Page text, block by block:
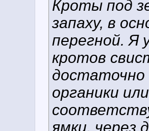
Кроты под
запаху, в
перегной. Я
кротов
достаточно
органики
ямки, через